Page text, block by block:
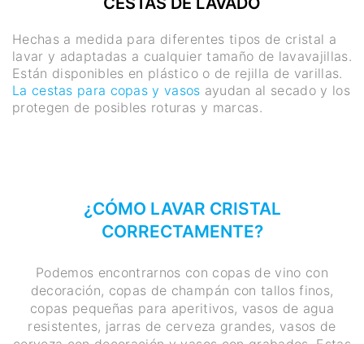
Hechas a medida para diferentes tipos de cristal a
lavar y adaptadas a cualquier tamaño de lavavajillas.
Están disponibles en plástico o de rejilla de varillas.
La cestas para copas y vasos ayudan al secado y los
protegen de posibles roturas y marcas.
¿CÓMO LAVAR CRISTAL
CORRECTAMENTE?
Podemos encontrarnos con copas de vino con
decoración, copas de champán con tallos finos,
copas pequeñas para aperitivos, vasos de agua
resistentes, jarras de cerveza grandes, vasos de